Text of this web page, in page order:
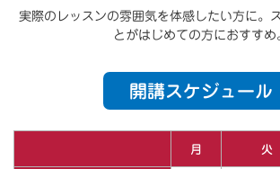
実際のレッスンの雰囲気を体感したい方に。
とがはじめての方におすすめ
開講スケジュール
月 火